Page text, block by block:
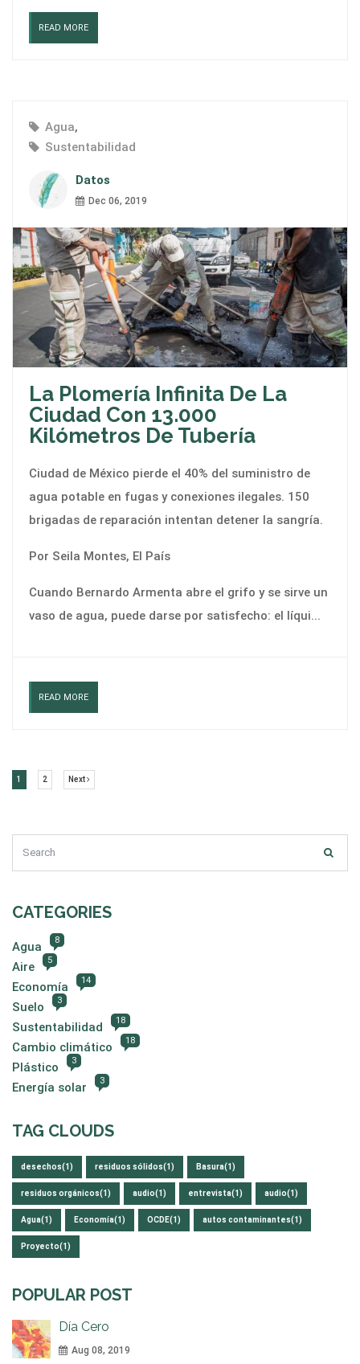
READ MORE
Agua,
Sustentabilidad
Datos
Dec 06, 2019
La Plomería Infinita De La
Ciudad Con 13.000
Kilómetros De Tubería
Ciudad de México pierde el 40% del suministro de
agua potable en fugas y conexiones ilegales. 150
brigadas de reparación intentan detener la sangría.
Por Seila Montes, El País
Cuando Bernardo Armenta abre el grifo y se sirve un
vaso de agua, puede darse por satisfecho: el líqui...
READ MORE
1 (current)
2 (current)
Next Next
CATEGORIES
Agua 8
Aire 5
Economía 14
Suelo 3
Sustentabilidad 18
Cambio climático 18
Plástico 3
Energía solar 3
TAG CLOUDS
desechos(1) residuos sólidos(1) Basura(1)
residuos orgánicos(1) audio(1) entrevista(1) audio(1)
Agua(1) Economía(1) OCDE(1) autos contaminantes(1)
Proyecto(1)
POPULAR POST
Día Cero
Aug 08, 2019